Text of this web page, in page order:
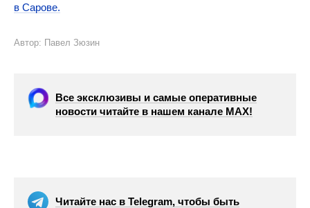
в Сарове.
Автор: Павел Зюзин
Все эксклюзивы и самые оперативные
новости читайте в нашем канале МАХ!
Читайте нас в Telegram, чтобы быть